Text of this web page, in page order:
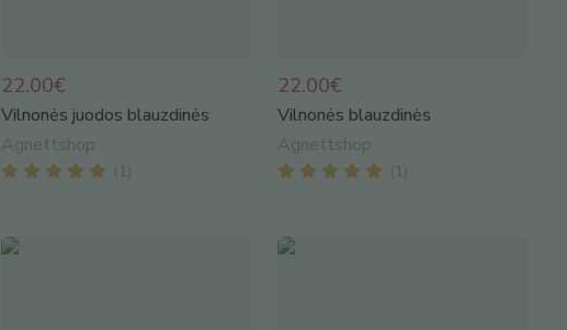
22.00€
Vilnonės juodos blauzdinės
Agnettshop
( 1
22.00€
Vilnonės blauzdinės
Agnettshop
( 1